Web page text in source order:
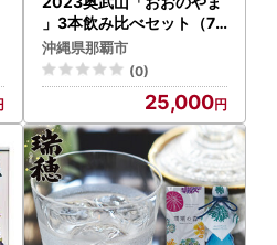
」3本飲み比べセット（72
0ml×3）｜酒 泡盛 3種 瑞
泉 古酒 人気
沖縄県那覇市
(0)
25,000